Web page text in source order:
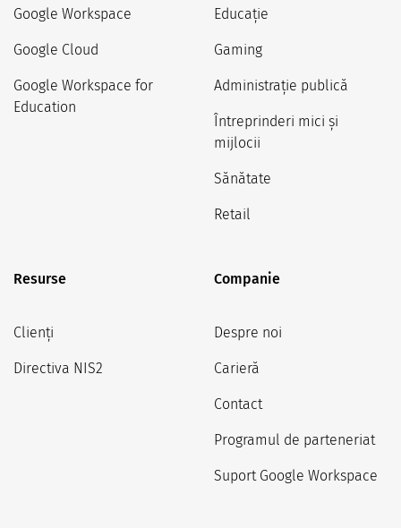
Google Workspace
Google Cloud
Google Workspace for
Education
Educație
Gaming
Administrație publică
Întreprinderi mici și
mijlocii
Sănătate
Retail
Resurse
Clienți
Directiva NIS2
Companie
Despre noi
Carieră
Contact
Programul de parteneriat
Suport Google Workspace